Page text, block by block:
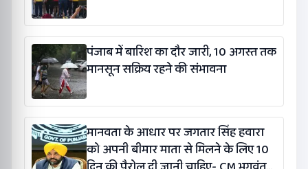
पंजाब में बारिश का दौर जारी, 10 अगस्त तक
मानसून सक्रिय रहने की संभावना
मानवता के आधार पर जगतार सिंह हवारा
को अपनी बीमार माता से मिलने के लिए 10